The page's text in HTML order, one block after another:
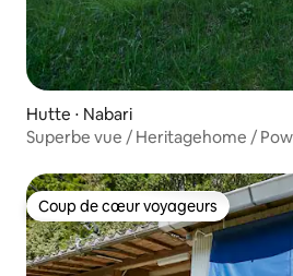
Hutte ⋅ Nabari
Superbe vue / Heritagehome /
Coup de cœur voyageurs
Coup de cœur voyageurs